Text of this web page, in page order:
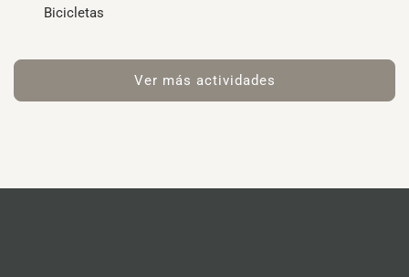
Bicicletas
Ver más actividades